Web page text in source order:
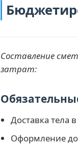
Составление
затрат:
Доставка тела
Оформление